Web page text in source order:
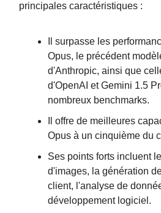
principales caractéristiques :
Il surpasse les
Opus, le précédent
d'Anthropic, ainsi que
d'OpenAI et Gemini 1.5
nombreux benchmarks.
Il offre de meilleures
Opus à un cinquième du
Ses points forts incluent
d'images, la génération
client, l'analyse de
développement logiciel.